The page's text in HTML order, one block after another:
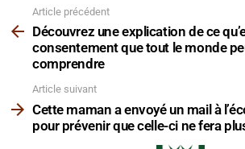
plus
Article précédent
Découvrez une explication de ce
consentement que tout le monde
comprendre
Article suivant
Cette maman a envoyé un mail à
pour prévenir que celle-ci ne fera